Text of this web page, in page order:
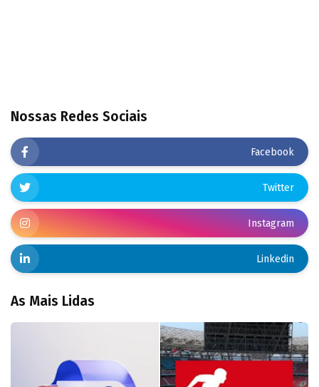
Nossas Redes Sociais
Facebook
Twitter
Instagram
Linkedin
As Mais Lidas